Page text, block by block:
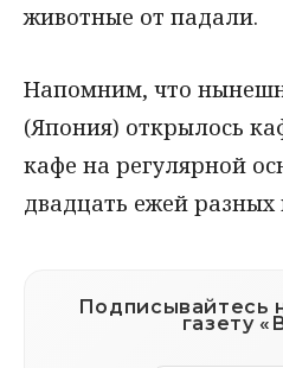
животные от падали.
Напомним, что
(Япония) открылось
кафе на регулярной
двадцать ежей разных
Подписывайтесь
газету